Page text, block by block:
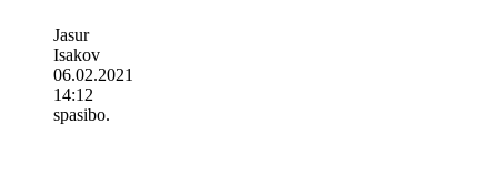
Jasur
Isakov
06.02.2021
14:12
spasibo.